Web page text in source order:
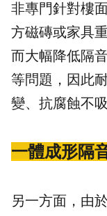
非專門針對樓
方磁磚或家具
而大幅降低隔
等問題，因此
變、抗腐蝕不
一體成形隔
另一方面，由